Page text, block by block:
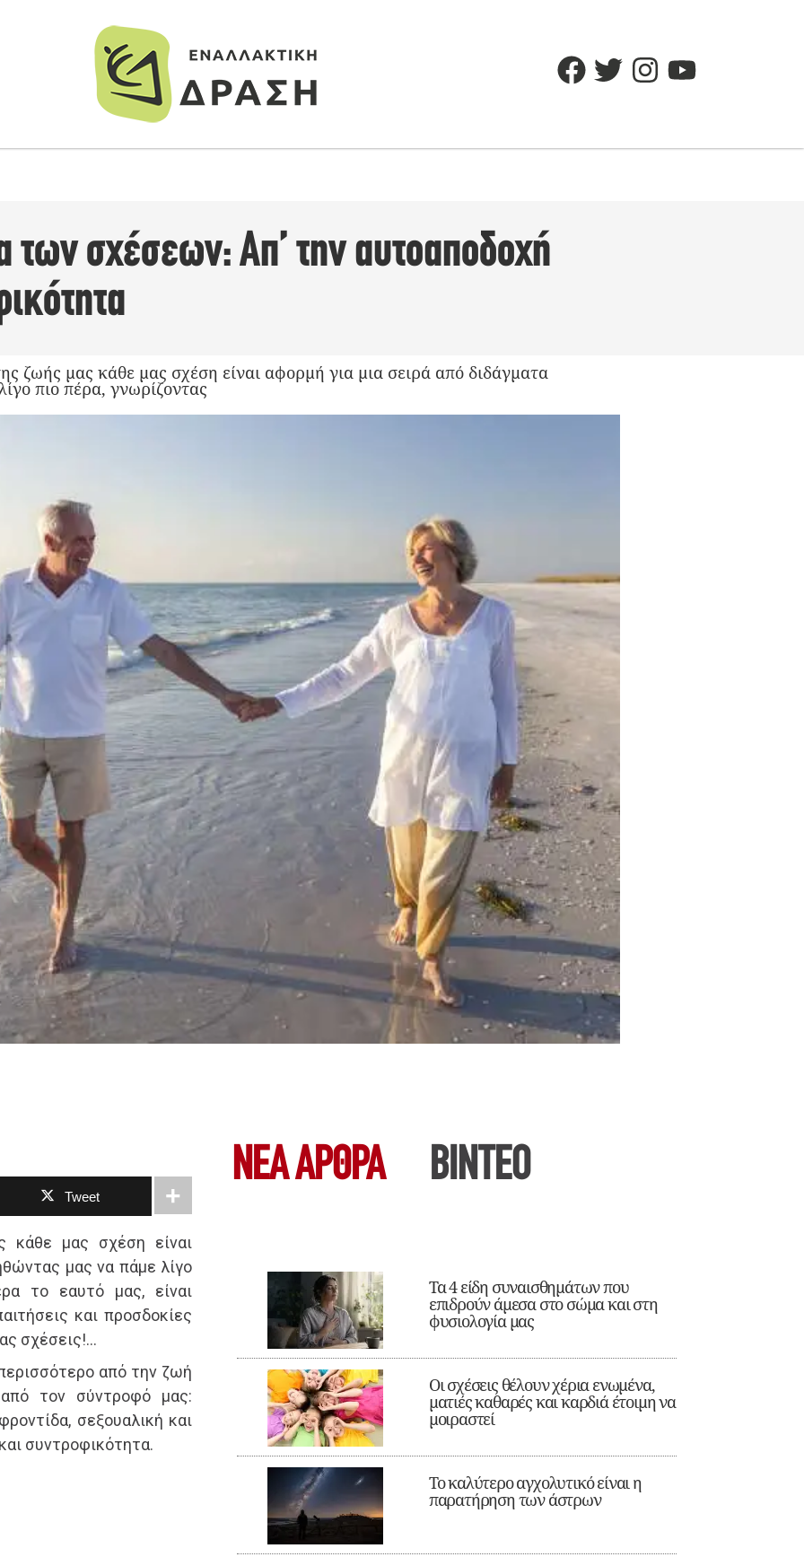
των σχέσεων: Απ’ την αυτοαποδοχή
ζωής μας κάθε μας σχέση είναι αφορμή για μια σειρά από διδάγματα
πιο πέρα, γνωρίζοντας
Tweet
κάθε μας σχέση είναι
μας να πάμε λίγο
το εαυτό μας, είναι
και προσδοκίες
σχέσεις!…
από την ζωή
τον σύντροφό μας:
σεξουαλική και
συντροφικότητα.
ΝΕΑ ΆΡΘΡΑ ΒΙΝΤΕΟ
Τα 4 είδη συναισθημάτων που
επιδρούν άμεσα στο σώμα και στη
φυσιολογία μας
Οι σχέσεις θέλουν χέρια ενωμένα,
ματιές καθαρές και καρδιά έτοιμη να
μοιραστεί
Το καλύτερο αγχολυτικό είναι η
παρατήρηση των άστρων